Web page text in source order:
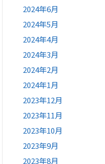
2024年6月
2024年5月
2024年4月
2024年3月
2024年2月
2024年1月
2023年12月
2023年11月
2023年10月
2023年9月
2023年8月